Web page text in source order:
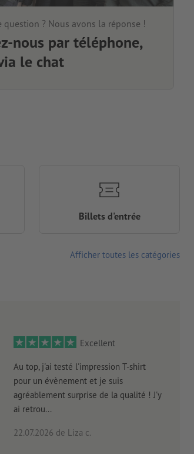
question ? Nous avons la réponse !
nous par téléphone,
le chat
Excellent
Au top, j'ai testé l'impression T-shirt
pour un évènement et je suis
agréablement surprise de la qualité ! J'y
ai retrou...
22.07.2026 de Liza c.
Billets d'entrée
Afficher toutes les catégories